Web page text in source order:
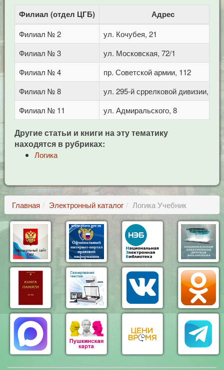
Филиал (отдел ЦГБ) Адрес
Филиал № 2
ул. Кочубея, 21
Филиал № 3
ул. Московская, 72/1
Филиал № 4
пр. Советской армии, 112
Филиал № 8
ул. 295-й сррелковой дивизии, 114
Филиал № 11
ул. Адмиральского, 8
Другие статьи и книги на эту тематику
находятся в рубриках:
Логика
Главная Электронный каталог Логика Учебник